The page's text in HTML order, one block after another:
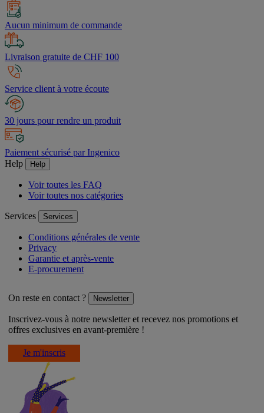
Aucun minimum de commande
Livraison gratuite de CHF 100
Service client à votre écoute
30 jours pour rendre un produit
Paiement sécurisé par Ingenico
Help
Help
Voir toutes les FAQ
Voir toutes nos catégories
Services Services
Conditions générales de vente
Privacy
Garantie et après-vente
E-procurement
On reste en contact ? Newsletter
Inscrivez-vous à notre newsletter et recevez nos promotions et
offres exclusives en avant-première !
Je m'inscris